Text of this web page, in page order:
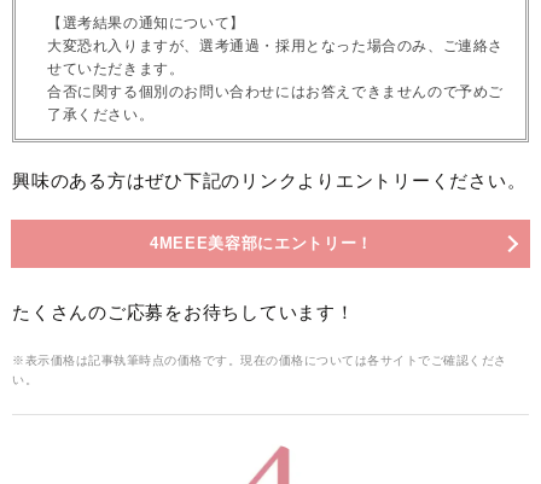
【選考結果の通知について】
大変恐れ入りますが、選考通過・採用となった場合のみ、ご連絡さ
せていただきます。
合否に関する個別のお問い合わせにはお答えできませんので予めご
了承ください。
興味のある方はぜひ下記のリンクよりエントリーください。
4MEEE美容部にエントリー！
たくさんのご応募をお待ちしています！
※表示価格は記事執筆時点の価格です。現在の価格については各サイトでご確認くださ
い。